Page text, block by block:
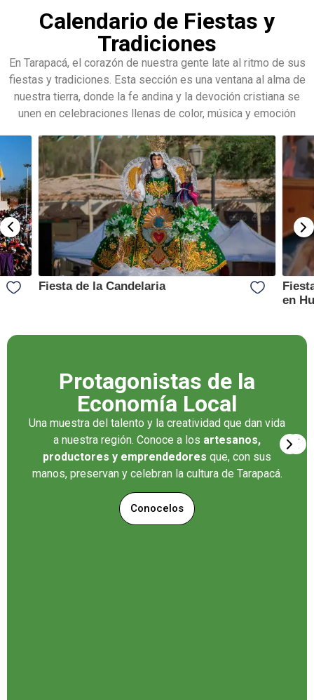
Calendario de Fiestas y
Tradiciones
En Tarapacá, el corazón de nuestra gente late al ritmo de sus
fiestas y tradiciones. Esta sección es una ventana al alma de
nuestra tierra, donde la fe andina y la devoción cristiana se
unen en celebraciones llenas de color, música y emoción
Fiesta de la Candelaria
en
Protagonistas de la
Economía Local
Una muestra del talento y la creatividad que dan vida
a nuestra región. Conoce a los artesanos,
productores y emprendedores que, con sus
manos, preservan y celebran la cultura de Tarapacá.
Conocelos